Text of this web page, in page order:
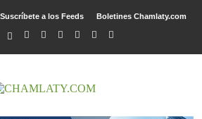
Suscríbete a los Feeds Boletines Chamlaty.com